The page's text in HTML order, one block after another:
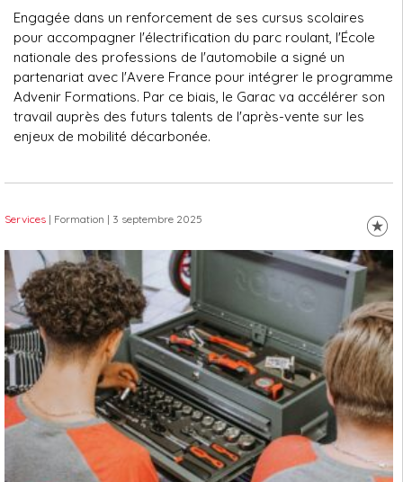
Engagée dans un renforcement de ses cursus scolaires
pour accompagner l'électrification du parc roulant, l'École
nationale des professions de l'automobile a signé un
partenariat avec l'Avere France pour intégrer le programme
Advenir Formations. Par ce biais, le Garac va accélérer son
travail auprès des futurs talents de l'après-vente sur les
enjeux de mobilité décarbonée.
Services | Formation | 3 septembre 2025